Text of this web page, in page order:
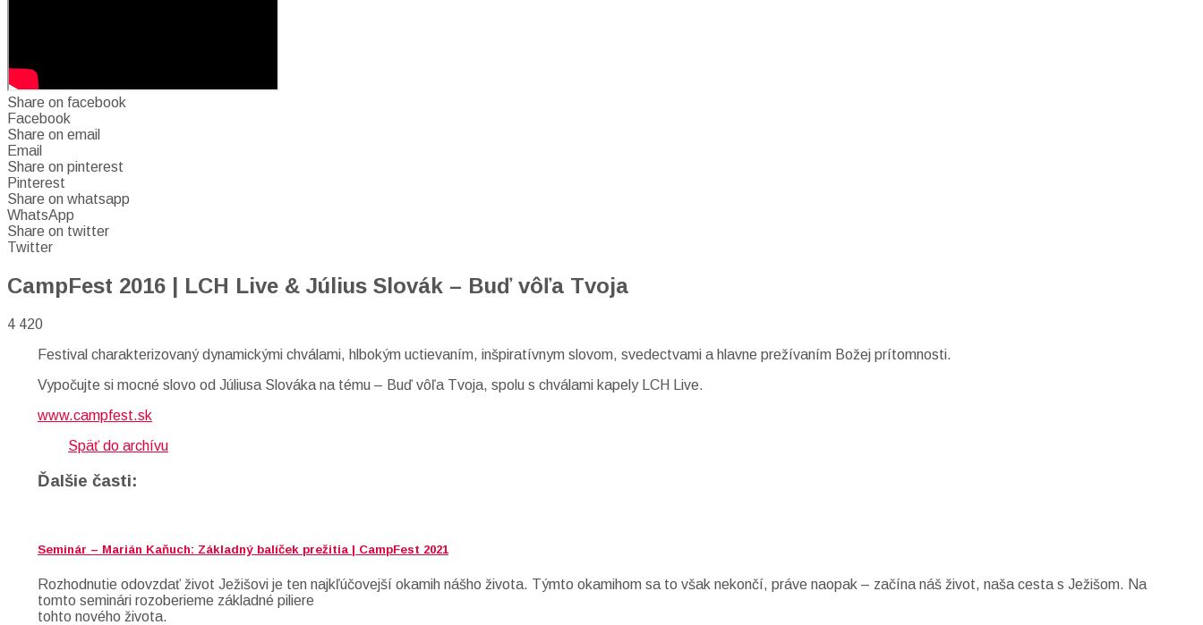
Share on facebook
Facebook
Share on email
Email
Share on pinterest
Pinterest
Share on whatsapp
WhatsApp
Share on twitter
Twitter
CampFest 2016 | LCH Live & Július Slovák – Buď vôľa Tvoja
4 420
Festival charakterizovaný dynamickými chválami, hlbokým uctievaním, inšpiratívnym slovom, svedectvami a hlavne prežívaním Božej prítomnosti.
Vypočujte si mocné slovo od Júliusa Slováka na tému – Buď vôľa Tvoja, spolu s chválami kapely LCH Live.
www.campfest.sk
Späť do archívu
Ďalšie časti:
Seminár – Marián Kaňuch: Základný balíček prežitia | CampFest 2021
Rozhodnutie odovzdať život Ježišovi je ten najkľúčovejší okamih nášho života. Týmto okamihom sa to však nekončí, práve naopak – začína náš život, naša cesta s Ježišom. Na
tomto seminári rozoberieme základné piliere
tohto nového života.